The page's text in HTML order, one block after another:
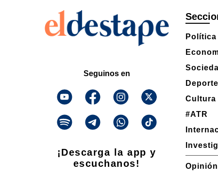
Seguinos en
¡Descarga la app y
escuchanos!
Política
Cultura
#ATR
Opinión